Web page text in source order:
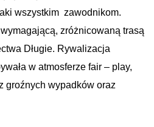
wszystkim zawodnikom.
zróżnicowaną trasą
Długie. Rywalizacja
w atmosferze fair – play,
groźnych wypadków oraz